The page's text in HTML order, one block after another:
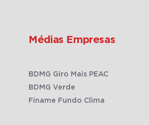
Médias Empresas
BDMG Giro Mais PEAC
BDMG Verde
Finame Fundo Clima